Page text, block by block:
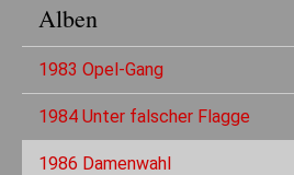
Alben
1983 Opel-Gang
1984 Unter falscher Flagge
1986 Damenwahl